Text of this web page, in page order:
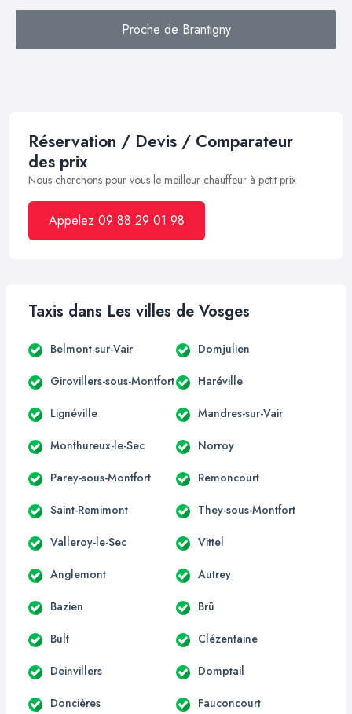
Proche de Brantigny
Réservation / Devis / Comparateur
des prix
Nous cherchons pour vous le meilleur chauffeur à petit prix
Appelez 09 88 29 01 98
Taxis dans Les villes de Vosges
Belmont-sur-Vair Domjulien
Girovillers-sous-Montfort Haréville
Lignéville Mandres-sur-Vair
Monthureux-le-Sec Norroy
Parey-sous-Montfort Remoncourt
Saint-Remimont They-sous-Montfort
Valleroy-le-Sec Vittel
Anglemont Autrey
Bazien Brû
Bult Clézentaine
Deinvillers Domptail
Doncières Fauconcourt